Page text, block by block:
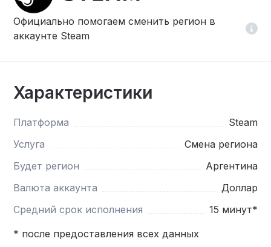
Официально помогаем сменить регион в
аккаунте Steam
Характеристики
Платформа
Steam
Услуга
Смена региона
Будет регион
Аргентина
Валюта аккаунта
Доллар
Средний срок исполнения
15 минут*
* после предоставления всех данных